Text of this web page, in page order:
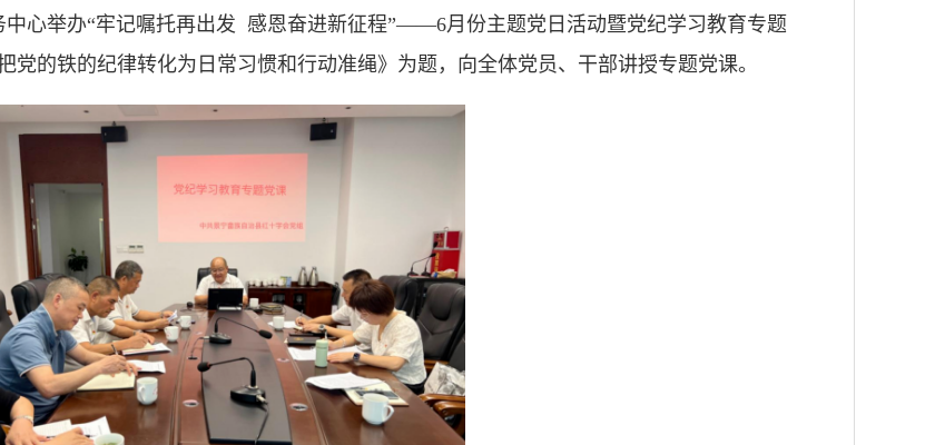
中心举办“牢记嘱托再出发 感恩奋进新征程”——6月份主题党日活动暨党纪学习教育专题
的铁的纪律转化为日常习惯和行动准绳》为题，向全体党员、干部讲授专题党课。